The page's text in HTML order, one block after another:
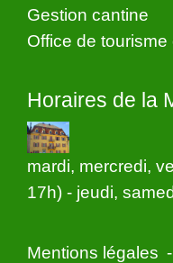
Gestion cantine
Office de
Horaires de la
mardi, mercredi,
17h) - jeudi,
Mentions légales -